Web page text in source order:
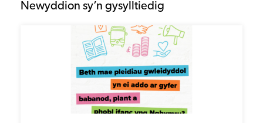
Newyddion sy’n gysylltiedig